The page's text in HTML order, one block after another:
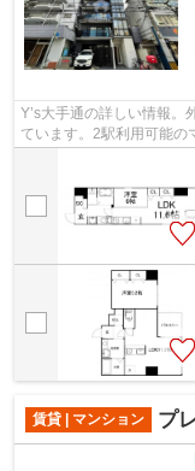
Y’s大手通の詳しい情報。
ています。2駅利用可能の
支払いいただける物件で
賃貸 | マンション プ